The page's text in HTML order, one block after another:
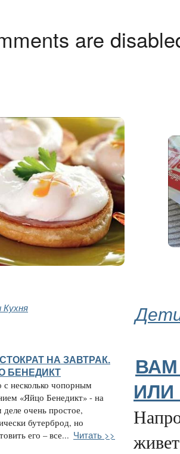
are
Кухня
НА ЗАВТРАК.
БЕНЕДИКТ
с несколько чопорным
«Яйцо Бенедикт» - на
очень простое,
бутерброд, но
его – все... Читать >>